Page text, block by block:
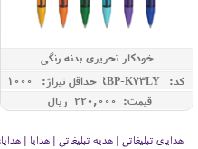
خودکار تحریری بدنه رنگی
کد: RBP-K73LY
حداقل تيراژ: 1000
قیمت: 220,000 ريال
هدایای تبلیغاتی | هدیه تبلیغاتی | هدایا |